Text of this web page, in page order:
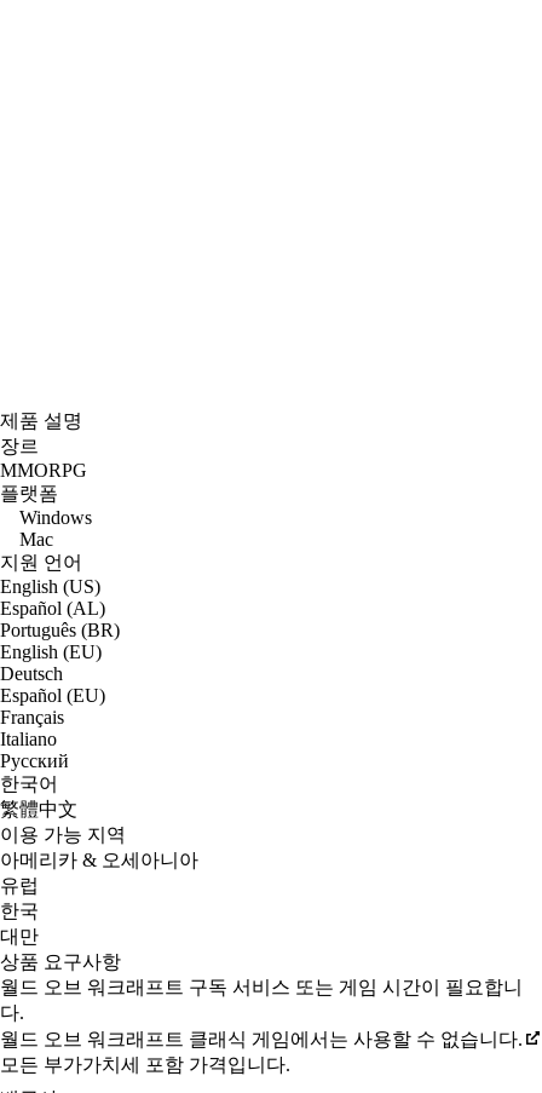
제품 설명
장르
MMORPG
플랫폼
Windows
Mac
지원 언어
English (US)
Español (AL)
Português (BR)
English (EU)
Deutsch
Español (EU)
Français
Italiano
Русский
한국어
繁體中文
이용 가능 지역
아메리카 & 오세아니아
유럽
한국
대만
상품 요구사항
월드 오브 워크래프트 구독 서비스 또는 게임 시간이 필요합니
다.
월드 오브 워크래프트 클래식 게임에서는 사용할 수 없습니다.
모든 부가가치세 포함 가격입니다.